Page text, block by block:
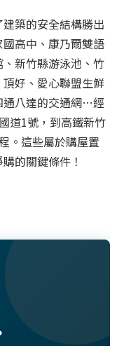
建築的安全結構勝出
高中、康乃爾雙語
新竹縣游泳池、竹
好、愛心聯盟生鮮
八達的交通網…經
道1號，到高鐵新竹
。這些屬於購屋置
的關鍵條件！